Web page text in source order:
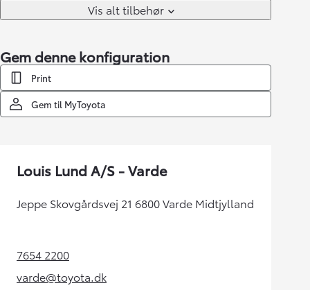
Vis alt tilbehør
Gem denne konfiguration
Print
Gem til MyToyota
Louis Lund A/S - Varde
Jeppe Skovgårdsvej 21 6800 Varde Midtjylland
7654 2200(Opens in new tab)
varde@toyota.dk(Opens in new tab)